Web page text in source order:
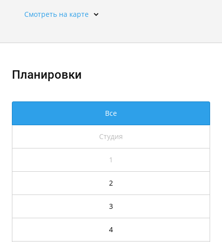
Смотреть на карте
Планировки
Все
Студия
1
2
3
4